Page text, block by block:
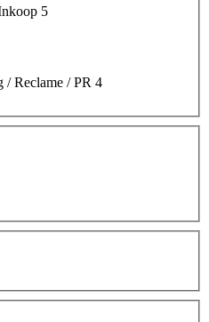
5
/ Reclame / PR 4